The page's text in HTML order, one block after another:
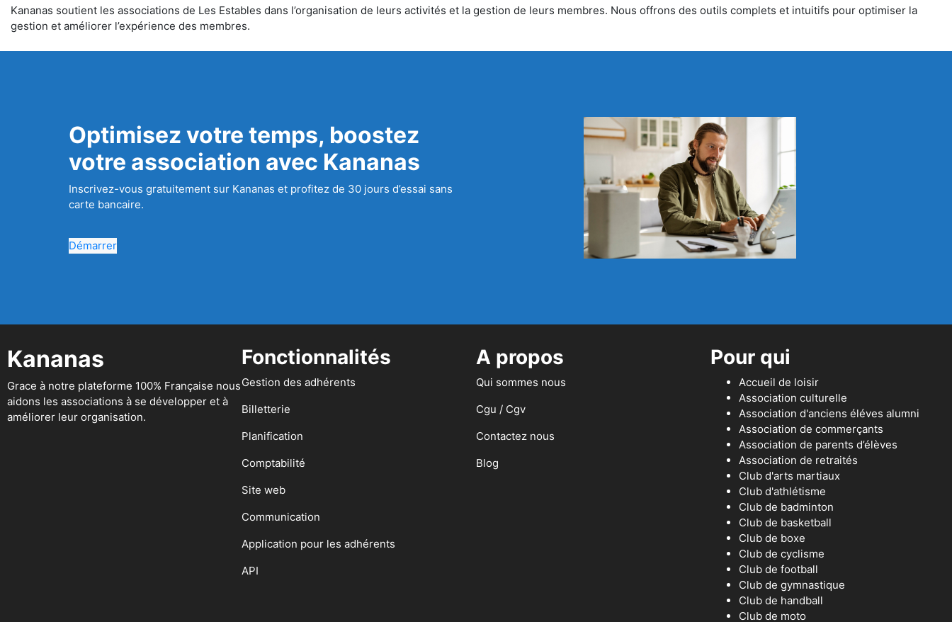
Kananas soutient les associations de Les Estables dans l’organisation de leurs activités et la gestion de leurs membres. Nous offrons des outils complets et intuitifs pour optimiser la
gestion et améliorer l’expérience des membres.
Optimisez votre temps, boostez
votre association avec Kananas
Inscrivez-vous gratuitement sur Kananas et profitez de 30 jours d’essai sans
carte bancaire.
Démarrer
Kananas
Grace à notre plateforme 100% Française nous
aidons les associations à se développer et à
améliorer leur organisation.
Fonctionnalités
Gestion des adhérents
Billetterie
Planification
Comptabilité
Site web
Communication
Application pour les adhérents
API
A propos
Qui sommes nous
Cgu / Cgv
Contactez nous
Blog
Pour qui
Accueil de loisir
Association culturelle
Association d'anciens éléves alumni
Association de commerçants
Association de parents d’élèves
Association de retraités
Club d'arts martiaux
Club d'athlétisme
Club de badminton
Club de basketball
Club de boxe
Club de cyclisme
Club de football
Club de gymnastique
Club de handball
Club de moto